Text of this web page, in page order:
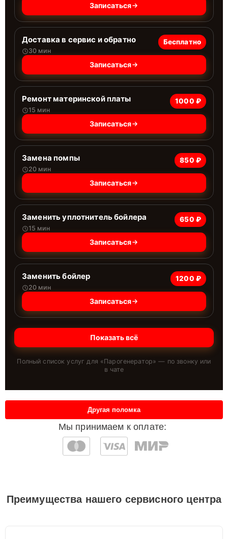
Записаться
Доставка в сервис и обратно
30 мин
Бесплатно
Записаться
Ремонт материнской платы
15 мин
1000 ₽
Записаться
Замена помпы
20 мин
850 ₽
Записаться
Заменить уплотнитель бойлера
15 мин
650 ₽
Записаться
Заменить бойлер
20 мин
1200 ₽
Записаться
Показать всё
Полный список услуг для «Парогенератор» — по звонку или
в чате
Мы принимаем к оплате:
Другая поломка
Преимущества нашего сервисного центра